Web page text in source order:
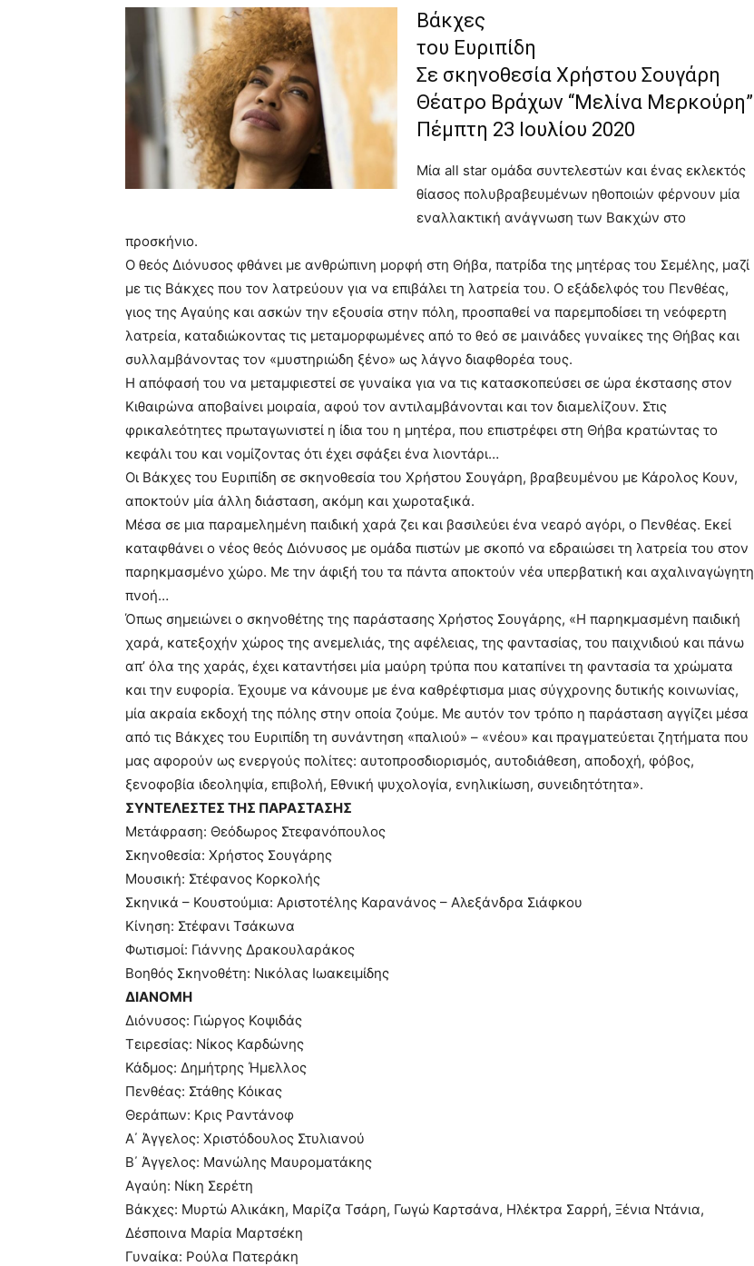
blonde
cam
desi
brandi
meaning
pain.
pornhun
hd
porn
Βάκχες
του Ευριπίδη
Σε σκηνοθεσία Χρήστου Σουγάρη
Θέατρο Βράχων “Μελίνα Μερκούρη”
Πέμπτη 23 Ιουλίου 2020
Μία all star ομάδα συντελεστών και ένας εκλεκτός
θίασος πολυβραβευμένων ηθοποιών φέρνουν μία
εναλλακτική ανάγνωση των Βακχών στο
προσκήνιο.
Ο θεός Διόνυσος φθάνει με ανθρώπινη μορφή στη Θήβα, πατρίδα της μητέρας του Σεμέλης, μαζί
με τις Βάκχες που τον λατρεύουν για να επιβάλει τη λατρεία του. Ο εξάδελφός του Πενθέας,
γιος της Αγαύης και ασκών την εξουσία στην πόλη, προσπαθεί να παρεμποδίσει τη νεόφερτη
λατρεία, καταδιώκοντας τις μεταμορφωμένες από το θεό σε μαινάδες γυναίκες της Θήβας και
συλλαμβάνοντας τον «μυστηριώδη ξένο» ως λάγνο διαφθορέα τους.
Η απόφασή του να μεταμφιεστεί σε γυναίκα για να τις κατασκοπεύσει σε ώρα έκστασης στον
Κιθαιρώνα αποβαίνει μοιραία, αφού τον αντιλαμβάνονται και τον διαμελίζουν. Στις
φρικαλεότητες πρωταγωνιστεί η ίδια του η μητέρα, που επιστρέφει στη Θήβα κρατώντας το
κεφάλι του και νομίζοντας ότι έχει σφάξει ένα λιοντάρι…
Οι Βάκχες του Ευριπίδη σε σκηνοθεσία του Χρήστου Σουγάρη, βραβευμένου με Κάρολος Κουν,
αποκτούν μία άλλη διάσταση, ακόμη και χωροταξικά.
Μέσα σε μια παραμελημένη παιδική χαρά ζει και βασιλεύει ένα νεαρό αγόρι, ο Πενθέας. Εκεί
καταφθάνει ο νέος θεός Διόνυσος με ομάδα πιστών με σκοπό να εδραιώσει τη λατρεία του στον
παρηκμασμένο χώρο. Με την άφιξή του τα πάντα αποκτούν νέα υπερβατική και αχαλιναγώγητη
πνοή…
Όπως σημειώνει ο σκηνοθέτης της παράστασης Χρήστος Σουγάρης, «Η παρηκμασμένη παιδική
χαρά, κατεξοχήν χώρος της ανεμελιάς, της αφέλειας, της φαντασίας, του παιχνιδιού και πάνω
απ’ όλα της χαράς, έχει καταντήσει μία μαύρη τρύπα που καταπίνει τη φαντασία τα χρώματα
και την ευφορία. Έχουμε να κάνουμε με ένα καθρέφτισμα μιας σύγχρονης δυτικής κοινωνίας,
μία ακραία εκδοχή της πόλης στην οποία ζούμε. Με αυτόν τον τρόπο η παράσταση αγγίζει μέσα
από τις Βάκχες του Ευριπίδη τη συνάντηση «παλιού» – «νέου» και πραγματεύεται ζητήματα που
μας αφορούν ως ενεργούς πολίτες: αυτοπροσδιορισμός, αυτοδιάθεση, αποδοχή, φόβος,
ξενοφοβία ιδεοληψία, επιβολή, Εθνική ψυχολογία, ενηλικίωση, συνειδητότητα».
ΣΥΝΤΕΛΕΣΤΕΣ ΤΗΣ ΠΑΡΑΣΤΑΣΗΣ
Μετάφραση: Θεόδωρος Στεφανόπουλος
Σκηνοθεσία: Χρήστος Σουγάρης
Μουσική: Στέφανος Κορκολής
Σκηνικά – Κουστούμια: Αριστοτέλης Καρανάνος – Αλεξάνδρα Σιάφκου
Κίνηση: Στέφανι Τσάκωνα
Φωτισμοί: Γιάννης Δρακουλαράκος
Βοηθός Σκηνοθέτη: Νικόλας Ιωακειμίδης
ΔΙΑΝΟΜΗ
Διόνυσος: Γιώργος Κοψιδάς
Τειρεσίας: Νίκος Καρδώνης
Κάδμος: Δημήτρης Ήμελλος
Πενθέας: Στάθης Κόικας
Θεράπων: Κρις Ραντάνοφ
Α΄ Άγγελος: Χριστόδουλος Στυλιανού
Β΄ Άγγελος: Μανώλης Μαυροματάκης
Αγαύη: Νίκη Σερέτη
Βάκχες: Μυρτώ Αλικάκη, Μαρίζα Τσάρη, Γωγώ Καρτσάνα, Ηλέκτρα Σαρρή, Ξένια Ντάνια,
Δέσποινα Μαρία Μαρτσέκη
Γυναίκα: Ρούλα Πατεράκη